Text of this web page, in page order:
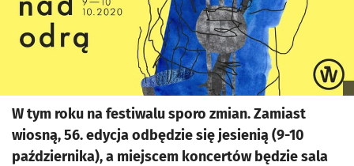
W tym roku na festiwalu sporo zmian. Zamiast
wiosną, 56. edycja odbędzie się jesienią (9-10
października), a miejscem koncertów będzie sala